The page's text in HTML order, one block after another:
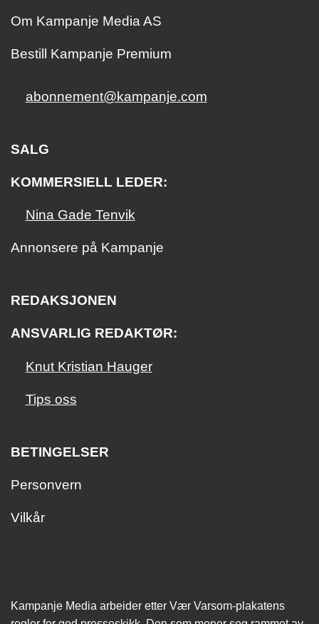
Om Kampanje Media AS
Bestill Kampanje Premium
abonnement@kampanje.com
SALG
KOMMERSIELL LEDER:
Nina Gade Tenvik
Annonsere på Kampanje
REDAKSJONEN
ANSVARLIG REDAKTØR:
Knut Kristian Hauger
Tips oss
BETINGELSER
Personvern
Vilkår
Kampanje Media arbeider etter Vær Varsom-plakatens